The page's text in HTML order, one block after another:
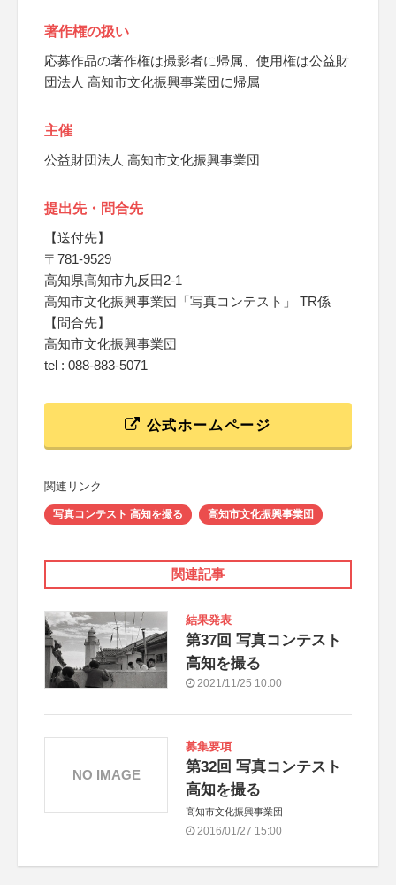
著作権の扱い
応募作品の著作権は撮影者に帰属、使用権は公益財
団法人 高知市文化振興事業団に帰属
主催
公益財団法人 高知市文化振興事業団
提出先・問合先
【送付先】
〒781-9529
高知県高知市九反田2-1
高知市文化振興事業団「写真コンテスト」 TR係
【問合先】
高知市文化振興事業団
tel : 088-883-5071
公式ホームページ
関連リンク
写真コンテスト 高知を撮る 高知市文化振興事業団
関連記事
結果発表
第37回 写真コンテスト
高知を撮る
2021/11/25 10:00
募集要項
第32回 写真コンテスト
高知を撮る
高知市文化振興事業団
2016/01/27 15:00
NO IMAGE